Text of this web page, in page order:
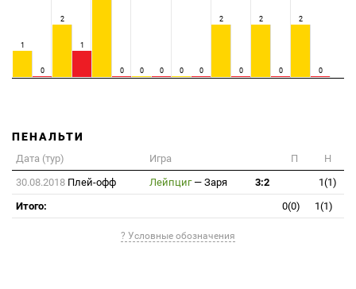
1
0
2
1
0 0 0 0 0
2
0
2
0
2
0
ПЕНАЛЬТИ
Дата (тур) Игра П
Н
30.08.2018 Плей-офф Лейпциг — Заря 3:2
1(1)
Итого:
0(0) 1(1)
? Условные обозначения